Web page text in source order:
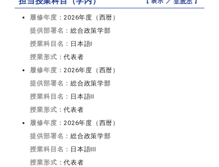
履修年度：2026年度（西暦）
提供部署名：総合政策学部
授業科目名： 日本語I
授業形式：代表者
履修年度：2026年度（西暦）
提供部署名：総合政策学部
授業科目名： 日本語II
授業形式：代表者
履修年度：2026年度（西暦）
提供部署名：総合政策学部
授業科目名： 日本語III
授業形式：代表者